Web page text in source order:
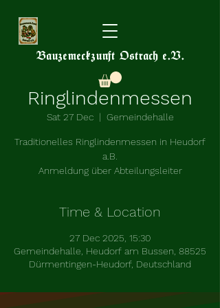
Bauzemeckzunft Ostrach e.V.
Ringlindenmessen
Sat 27 Dec
  |
Gemeindehalle
Traditionelles Ringlindenmessen in Heudorf
a.B.
Anmeldung über Abteilungsleiter
Time & Location
27 Dec 2025, 15:30
Gemeindehalle, Heudorf am Bussen, 88525
Dürmentingen-Heudorf, Deutschland